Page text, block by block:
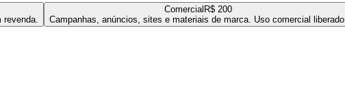
Comercial R$ 200
Campanhas, anúncios, sites e materiais de marca. Uso comercial liberado.